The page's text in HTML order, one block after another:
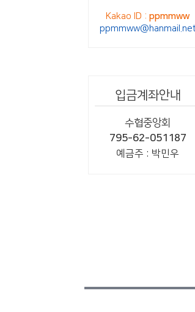
Kakao ID :ppmmww
입금계좌안내
수협중앙회
795-62-051187
예금주 : 박민우